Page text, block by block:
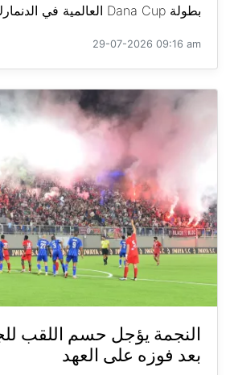
بطولة Dana Cup العالمية في الدنمارك لفئة...
29-07-2026 09:16 am
النجمة يؤجل حسم اللقب
بعد فوزه على العهد